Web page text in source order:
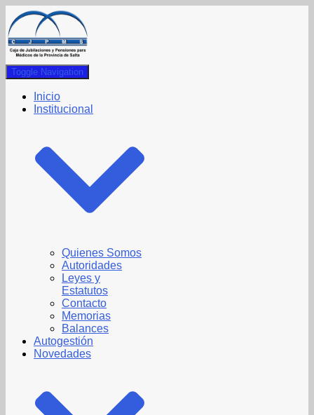
Toggle Navigation
Inicio
Institucional
Quienes Somos
Autoridades
Leyes y
Estatutos
Contacto
Memorias
Balances
Autogestión
Novedades